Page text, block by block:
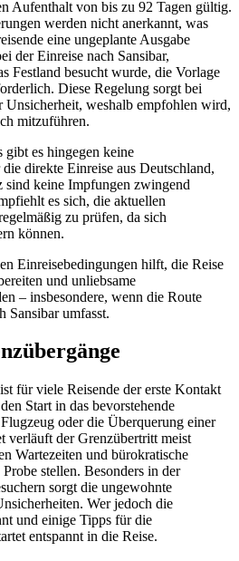
Aufenthalt von bis zu 92 Tagen gültig.
werden nicht anerkannt, was
eine ungeplante Ausgabe
der Einreise nach Sansibar,
Festland besucht wurde, die Vorlage
Diese Regelung sorgt bei
Unsicherheit, weshalb empfohlen wird,
mitzuführen.
gibt es hingegen keine
direkte Einreise aus Deutschland,
sind keine Impfungen zwingend
es sich, die aktuellen
zu prüfen, da sich
können.
Einreisebedingungen hilft, die Reise
und unliebsame
– insbesondere, wenn die Route
Sansibar umfasst.
für viele Reisende der erste Kontakt
Start in das bevorstehende
oder die Überquerung einer
verläuft der Grenzübertritt meist
Wartezeiten und bürokratische
stellen. Besonders in der
sorgt die ungewohnte
Wer jedoch die
und einige Tipps für die
entspannt in die Reise.